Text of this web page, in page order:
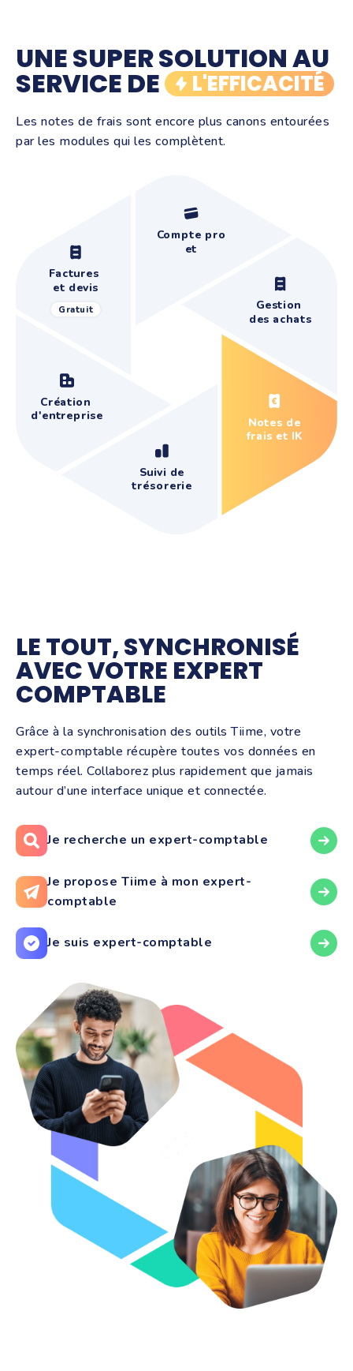
UNE SUPER SOLUTION AU
SERVICE DE L'EFFICACITÉ
Les notes de frais sont encore plus canons entourées
par les modules qui les complètent.
Compte pro
et
Gestion
des achats
Notes de
frais et IK
Suivi de
trésorerie
Création
d'entreprise
Factures
et devis
Gratuit
LE TOUT, SYNCHRONISÉ
AVEC VOTRE EXPERT
COMPTABLE
Grâce à la synchronisation des outils Tiime, votre
expert-comptable récupère toutes vos données en
temps réel. Collaborez plus rapidement que jamais
autour d’une interface unique et connectée.
Je recherche un expert-comptable
Je propose Tiime à mon expert-
comptable
Je suis expert-comptable